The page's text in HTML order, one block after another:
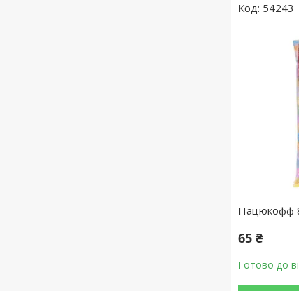
54243
Пацюкофф
65 ₴
Готово до